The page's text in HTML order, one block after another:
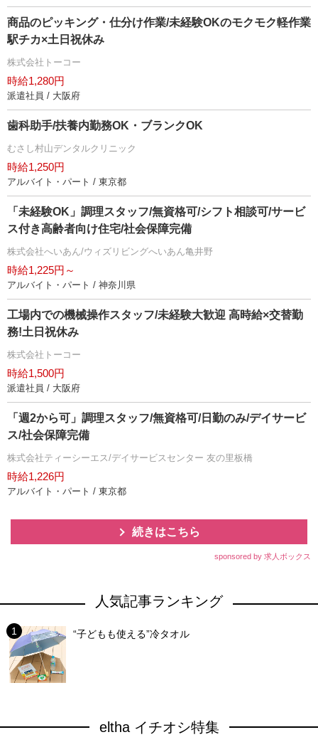
商品のピッキング・仕分け作業/未経験OKのモクモク軽作業
駅チカ×土日祝休み
株式会社トーコー
時給1,280円
派遣社員 / 大阪府
歯科助手/扶養内勤務OK・ブランクOK
むさし村山デンタルクリニック
時給1,250円
アルバイト・パート / 東京都
「未経験OK」調理スタッフ/無資格可/シフト相談可/サービ
ス付き高齢者向け住宅/社会保障完備
株式会社へいあん/ウィズリビングへいあん亀井野
時給1,225円～
アルバイト・パート / 神奈川県
工場内での機械操作スタッフ/未経験大歓迎 高時給×交替勤
務!土日祝休み
株式会社トーコー
時給1,500円
派遣社員 / 大阪府
「週2から可」調理スタッフ/無資格可/日勤のみ/デイサービ
ス/社会保障完備
株式会社ティーシーエス/デイサービスセンター 友の里板橋
時給1,226円
アルバイト・パート / 東京都
続きはこちら
sponsored by 求人ボックス
人気記事ランキング
“子どもも使える”冷タオル
eltha イチオシ特集